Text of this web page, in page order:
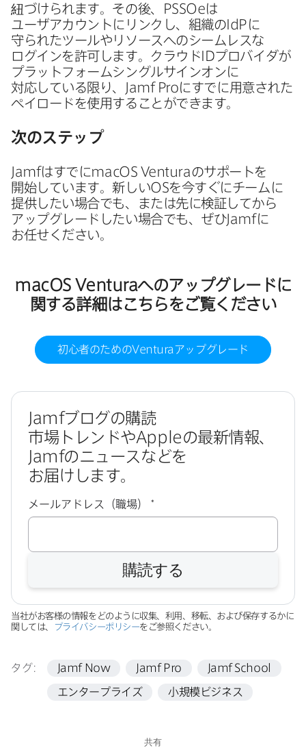
紐づけられます。​その後、
PSSOeは​
ユーザアカウントに​リンクし、​組織の IdP に​
守られた​ツールや​リソースへの​シームレスな​
ログインを​許可します。​クラウド IDプロバイダが​
プラットフォームシングルサインオンに​
対応している​限り、
Jamf Proに​すでに​用意された​
ペイロードを​使用する​ことができます。
次の​ステップ
Jamfは​すでにmacOS Venturaの​サポートを​
開始しています。​新しいOSを​今すぐに​チームに​
提供したい​場合でも、​または​先に​検証してから​
アップグレードしたい​場合でも、​ぜひJamfに​
お任せください。
macOS Venturaへの​アップグレードに​
関する​詳細は​こちらを​ご覧ください
初心者の​ためのVenturaアップグレード
Jamfブログの​購読
市場トレンドやAppleの​最新情報、
Jamfの​ニュースなどを​
お届けします。
メールアドレス（職場） *必
須
購読する
当社が​お客様の​情報を​どのように​収集、​利用、​移転、​および​保存するかに​
関しては、 プライバシーポリシーを​ご参照ください。
タグ: Jamf Now Jamf Pro Jamf School
エンタープライズ 小規模ビジネス
共有